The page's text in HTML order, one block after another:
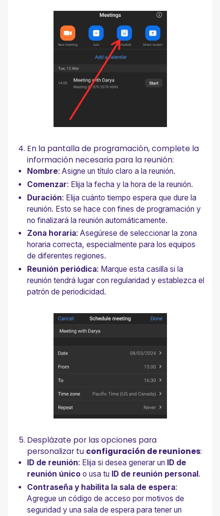
En la pantalla de programación, complete la
información necesaria para la reunión:
Nombre: Asigne un título claro a la reunión.
Comenzar: Elija la fecha y la hora de la reunión.
Duración: Elija cuánto tiempo espera que dure la
reunión. Esto se hace con fines de programación y
no finalizará la reunión automáticamente.
Zona horaria: Asegúrese de seleccionar la zona
horaria correcta, especialmente para los equipos
de diferentes regiones.
Reunión periódica: Marque esta casilla si la
reunión tendrá lugar con regularidad y establezca el
patrón de periodicidad.
Desplázate por las opciones para
personalizar tu configuración de reuniones:
ID de reunión: Elija si desea generar un
ID de
reunión único o usa tu ID de reunión personal .
Contraseña y habilita la sala de espera:
Agregue un código de acceso por motivos de
seguridad y una sala de espera para tener un